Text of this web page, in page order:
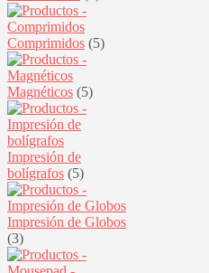
Comprimidos (5)
Magnéticos (5)
Impresión de
bolígrafos (5)
Impresión de Globos
(3)